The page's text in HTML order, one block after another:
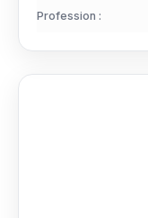
Profession :